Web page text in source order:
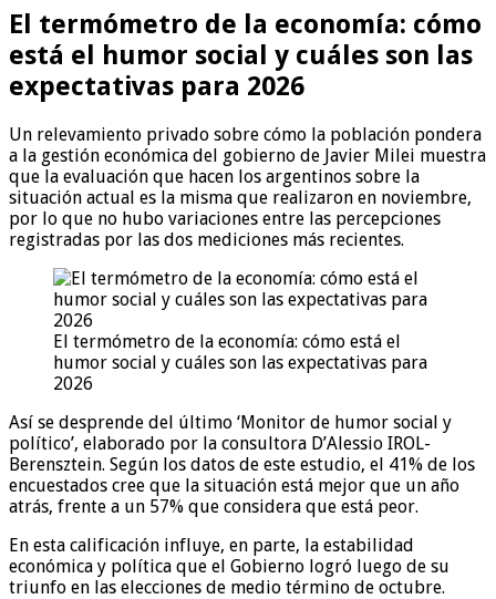
El termómetro de la economía: cómo
está el humor social y cuáles son las
expectativas para 2026
Un relevamiento privado sobre cómo la población pondera
a la gestión económica del gobierno de Javier Milei muestra
que la evaluación que hacen los argentinos sobre la
situación actual es la misma que realizaron en noviembre,
por lo que no hubo variaciones entre las percepciones
registradas por las dos mediciones más recientes.
El termómetro de la economía: cómo está el
humor social y cuáles son las expectativas para
2026
Así se desprende del último ‘Monitor de humor social y
político’, elaborado por la consultora D’Alessio IROL-
Berensztein. Según los datos de este estudio, el 41% de los
encuestados cree que la situación está mejor que un año
atrás, frente a un 57% que considera que está peor.
En esta calificación influye, en parte, la estabilidad
económica y política que el Gobierno logró luego de su
triunfo en las elecciones de medio término de octubre.